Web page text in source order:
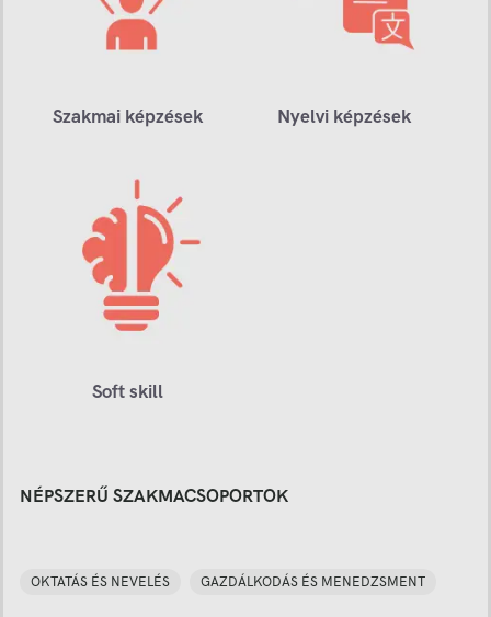
Szakmai képzések Nyelvi képzések
Soft skill
NÉPSZERŰ SZAKMACSOPORTOK
OKTATÁS ÉS NEVELÉS GAZDÁLKODÁS ÉS MENEDZSMENT